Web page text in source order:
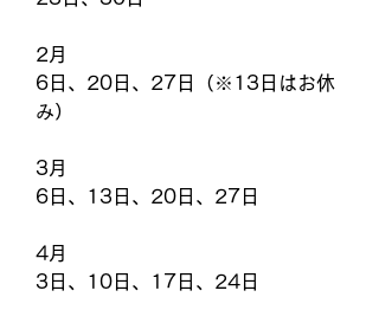
2月
6日、20日、27日（※13日はお休
み）
3月
6日、13日、20日、27日
4月
3日、10日、17日、24日